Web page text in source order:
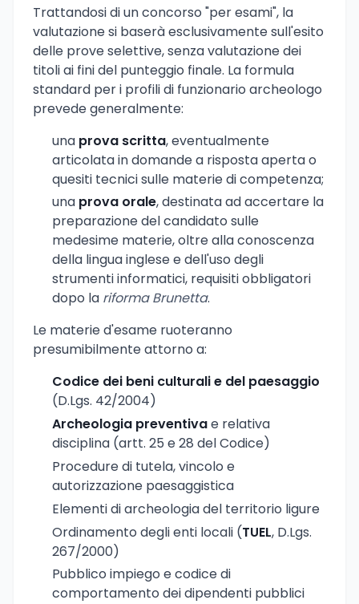
Trattandosi di un concorso "per esami", la
valutazione si baserà esclusivamente sull'esito
delle prove selettive, senza valutazione dei
titoli ai fini del punteggio finale. La formula
standard per i profili di funzionario archeologo
prevede generalmente:
una prova scritta, eventualmente
articolata in domande a risposta aperta o
quesiti tecnici sulle materie di competenza;
una prova orale, destinata ad accertare la
preparazione del candidato sulle
medesime materie, oltre alla conoscenza
della lingua inglese e dell'uso degli
strumenti informatici, requisiti obbligatori
dopo la riforma Brunetta.
Le materie d'esame ruoteranno
presumibilmente attorno a:
Codice dei beni culturali e del paesaggio
(D.Lgs. 42/2004)
Archeologia preventivae relativa
disciplina (artt. 25 e 28 del Codice)
Procedure di tutela, vincolo e
autorizzazione paesaggistica
Elementi di archeologia del territorio ligure
Ordinamento degli enti locali (TUEL, D.Lgs.
267/2000)
Pubblico impiego e codice di
comportamento dei dipendenti pubblici